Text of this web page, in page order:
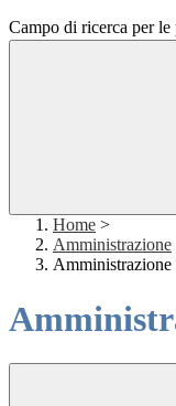
Campo di ricerca per le
Home >
Amministrazione
Amministrazione